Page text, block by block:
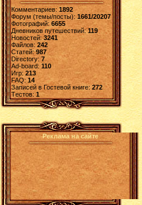
Комментариев: 1892
Форум (темы/посты):1661/20207
Фотографий:6655
Дневников путешествий:119
Новостей:3241
Файлов: 242
Статей:987
Directory: 7
Ad-board:110
Игр: 213
FAQ:14
Записей в Гостевой книге:272
Tестов: 1
Реклама на сайте